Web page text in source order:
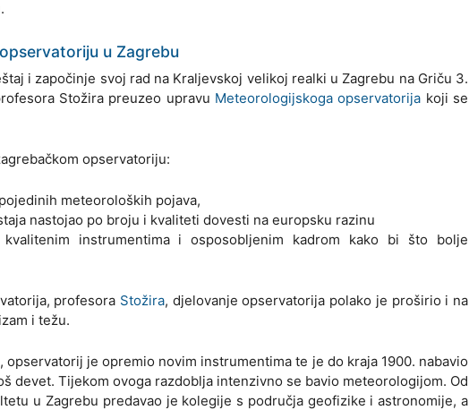
u Zagrebu
i započinje svoj rad na Kraljevskoj velikoj realki u Zagrebu na Griču 3.
Stožira preuzeo upravu Meteorologijskoga opservatorija koji se
opservatoriju:
meteoroloških pojava,
nastojao po broju i kvaliteti dovesti na europsku razinu
instrumentima i osposobljenim kadrom kako bi što bolje
profesora Stožira, djelovanje opservatorija polako je proširio i na
i težu.
je opremio novim instrumentima te je do kraja 1900. nabavio
devet. Tijekom ovoga razdoblja intenzivno se bavio meteorologijom. Od
u Zagrebu predavao je kolegije s područja geofizike i astronomije, a